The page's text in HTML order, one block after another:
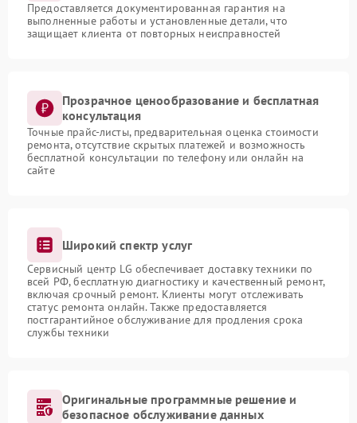
Предоставляется документированная гарантия на
выполненные работы и установленные детали, что
защищает клиента от повторных неисправностей
Прозрачное ценообразование и бесплатная
консультация
Точные прайс-листы, предварительная оценка стоимости
ремонта, отсутствие скрытых платежей и возможность
бесплатной консультации по телефону или онлайн на
сайте
Широкий спектр услуг
Сервисный центр LG обеспечивает доставку техники по
всей РФ, бесплатную диагностику и качественный ремонт,
включая срочный ремонт. Клиенты могут отслеживать
статус ремонта онлайн. Также предоставляется
постгарантийное обслуживание для продления срока
службы техники
Оригинальные программные решение и
безопасное обслуживание данных